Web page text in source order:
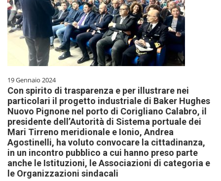
19 Gennaio 2024
Con spirito di trasparenza e per illustrare nei
particolari il progetto industriale di Baker Hughes
Nuovo Pignone nel porto di Corigliano Calabro, il
presidente dell’Autorità di Sistema portuale dei
Mari Tirreno meridionale e Ionio, Andrea
Agostinelli, ha voluto convocare la cittadinanza,
in un incontro pubblico a cui hanno preso parte
anche le Istituzioni, le Associazioni di categoria e
le Organizzazioni sindacali